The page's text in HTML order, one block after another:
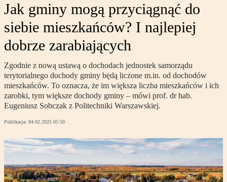
Jak gminy mogą przyciągnąć do
siebie mieszkańców? I najlepiej
dobrze zarabiających
Zgodnie z nową ustawą o dochodach jednostek samorządu
terytorialnego dochody gminy będą liczone m.in. od dochodów
mieszkańców. To oznacza, że im większa liczba mieszkańców i ich
zarobki, tym większe dochody gminy – mówi prof. dr hab.
Eugeniusz Sobczak z Politechniki Warszawskiej.
Publikacja: 04.02.2025 05:50